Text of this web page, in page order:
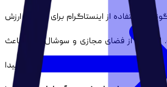
استفاده از اینستاگرام برای افزودن ارزش
از فضای مجازی و سوشال مدیا، باعث
ارزش کمتری بین مشتریان و عرضه کنند پیدا